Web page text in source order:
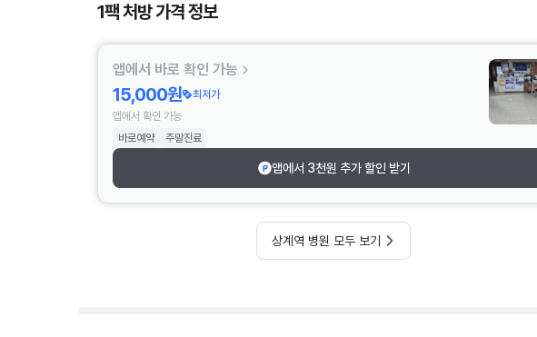
1팩 처방 가격 정보
앱에서 바로 확인 가능
15,000원
최저가
앱에서 확인 가능
바로예약
주말진료
앱에서 3천원 추가 할인 받기
상계역 병원 모두 보기